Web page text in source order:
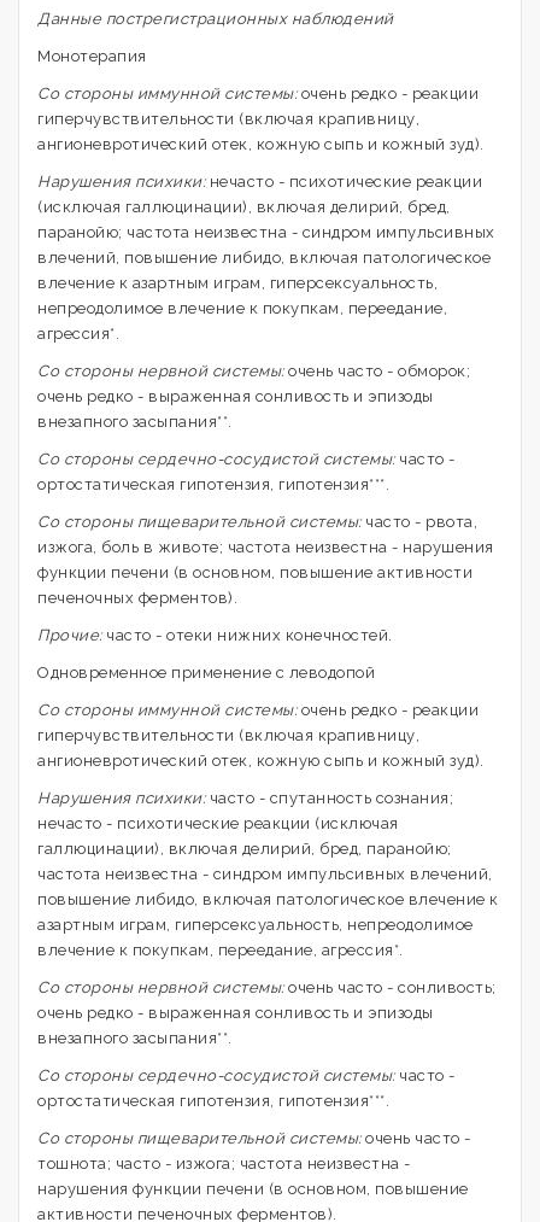
Данные пострегистрационных наблюдений
Монотерапия
Со стороны иммунной системы:очень редко - реакции
гиперчувствительности (включая крапивницу,
ангионевротический отек, кожную сыпь и кожный зуд).
Нарушения психики:нечасто - психотические реакции
(исключая галлюцинации), включая делирий, бред,
паранойю; частота неизвестна - синдром импульсивных
влечений, повышение либидо, включая патологическое
влечение к азартным играм, гиперсексуальность,
непреодолимое влечение к покупкам, переедание,
агрессия*.
Со стороны нервной системы:очень часто - обморок;
очень редко - выраженная сонливость и эпизоды
внезапного засыпания**.
Со стороны сердечно-сосудистой системы:часто -
ортостатическая гипотензия, гипотензия***.
Со стороны пищеварительной системы:часто - рвота,
изжога, боль в животе; частота неизвестна - нарушения
функции печени (в основном, повышение активности
печеночных ферментов).
Прочие:часто - отеки нижних конечностей.
Одновременное применение с леводопой
Со стороны иммунной системы:очень редко - реакции
гиперчувствительности (включая крапивницу,
ангионевротический отек, кожную сыпь и кожный зуд).
Нарушения психики:часто - спутанность сознания;
нечасто - психотические реакции (исключая
галлюцинации), включая делирий, бред, паранойю;
частота неизвестна - синдром импульсивных влечений,
повышение либидо, включая патологическое влечение к
азартным играм, гиперсексуальность, непреодолимое
влечение к покупкам, переедание, агрессия*.
Со стороны нервной системы:очень часто - сонливость;
очень редко - выраженная сонливость и эпизоды
внезапного засыпания**.
Со стороны сердечно-сосудистой системы:часто -
ортостатическая гипотензия, гипотензия***.
Со стороны пищеварительной системы:очень часто -
тошнота; часто - изжога; частота неизвестна -
нарушения функции печени (в основном, повышение
активности печеночных ферментов).